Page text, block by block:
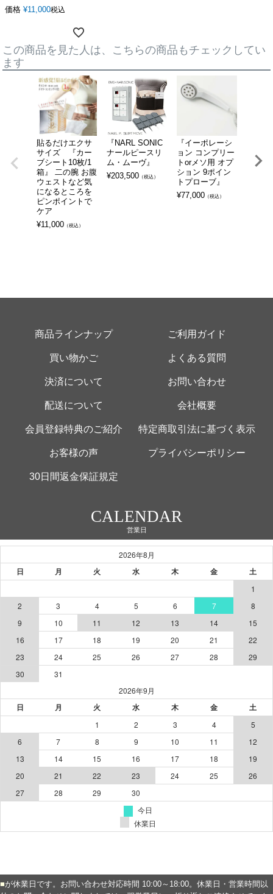
価格 ¥11,000税込
この商品を見た人は、こちらの商品もチェックしてい
ます
貼るだけエクサ
サイズ 『カー
ブシート10枚/1
箱』 二の腕 お腹
ウェストなど気
になるところを
ピンポイントで
ケア
¥11,000 （税込）
『NARL SONIC
ナールピースリ
ム・ムーヴ』
¥203,500 （税込）
『イーポレーシ
ョン コンプリー
トorメソ用 オプ
ション 9ポイン
トプローブ』
¥77,000 （税込）
ッセ
8,800
商品ラインナップ ご利用ガイド
買い物かご よくある質問
決済について お問い合わせ
配送について 会社概要
会員登録特典のご紹介 特定商取引法に基づく表示
お客様の声 プライバシーポリシー
30日間返金保証規定
CALENDAR
営業日
■が休業日です。お問い合わせ対応時間 10:00～18:00。休業日・営業時間以